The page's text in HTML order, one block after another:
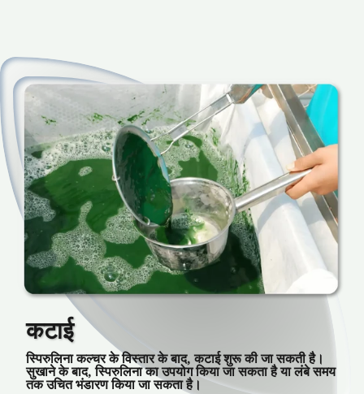
कटाई
स्पिरुलिना कल्चर के विस्तार के बाद, कटाई शुरू की जा सकती है।
सुखाने के बाद, स्पिरुलिना का उपयोग किया जा सकता है या लंबे समय
तक उचित भंडारण किया जा सकता है।